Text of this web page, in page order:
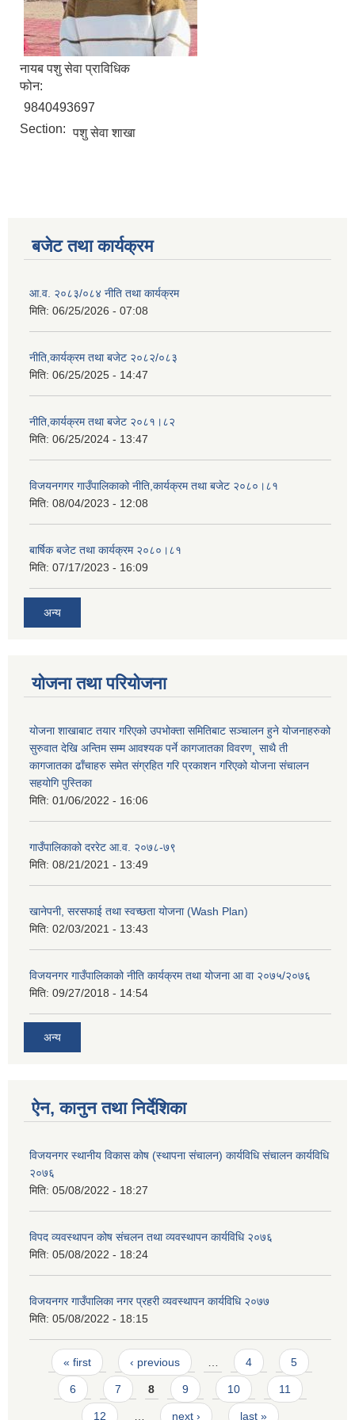
नायब पशु सेवा प्राविधिक
फोन:
9840493697
Section: पशु सेवा शाखा
बजेट तथा कार्यक्रम
आ.व. २०८३/०८४ नीति तथा कार्यक्रम
मिति: 06/25/2026 - 07:08
नीति,कार्यक्रम तथा बजेट २०८२/०८३
मिति: 06/25/2025 - 14:47
नीति,कार्यक्रम तथा बजेट २०८१।८२
मिति: 06/25/2024 - 13:47
विजयनगगर गाउँपालिकाको नीति,कार्यक्रम तथा बजेट २०८०।८१
मिति: 08/04/2023 - 12:08
बार्षिक बजेट तथा कार्यक्रम २०८०।८१
मिति: 07/17/2023 - 16:09
अन्य
योजना तथा परियोजना
योजना शाखाबाट तयार गरिएको उपभोक्ता समितिबाट सञ्चालन हुने योजनाहरुको
सुरुवात देखि अन्तिम सम्म आवश्यक पर्ने कागजातका विवरण¸ साथै ती
कागजातका ढाँचाहरु समेत संग्रहित गरि प्रकाशन गरिएको योजना संचालन
सहयोगि पुस्तिका
मिति: 01/06/2022 - 16:06
गाउँपालिकाको दररेट आ.व. २०७८-७९
मिति: 08/21/2021 - 13:49
खानेपनी, सरसफाई तथा स्वच्छता योजना (Wash Plan)
मिति: 02/03/2021 - 13:43
विजयनगर गाउँपालिकाको नीति कार्यक्रम तथा योजना आ वा २०७५/२०७६
मिति: 09/27/2018 - 14:54
अन्य
ऐन, कानुन तथा निर्देशिका
विजयनगर स्थानीय विकास कोष (स्थापना संचालन) कार्यविधि संचालन कार्यविधि
२०७६
मिति: 05/08/2022 - 18:27
विपद व्यवस्थापन कोष संचलन तथा व्यवस्थापन कार्यविधि २०७६
मिति: 05/08/2022 - 18:24
विजयनगर गाउँपालिका नगर प्रहरी व्यवस्थापन कार्यविधि २०७७
मिति: 05/08/2022 - 18:15
Pages
« first ‹ previous 4 5
6 7 8 9 10 11
12 next › last »